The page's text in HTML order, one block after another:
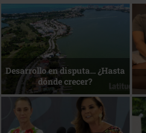
Bottega, un viaje servido a la
mesa